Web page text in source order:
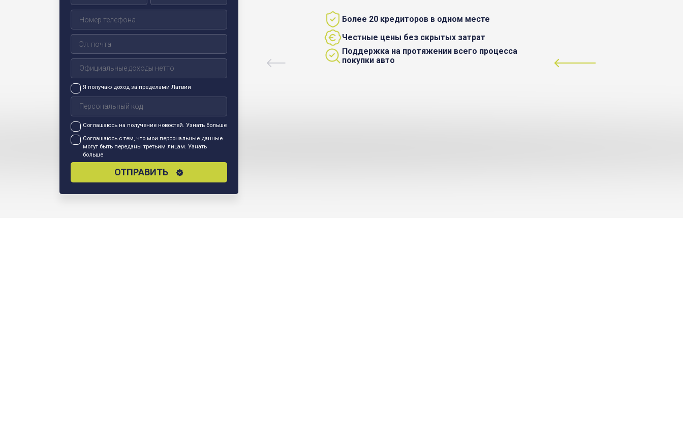
Я получаю доход за пределами Латвии
Соглашаюсь на получение новостей.Узнать больше
Соглашаюсь с тем, что мои персональные данные
могут быть переданы третьим лицам.Узнать
больше
ОТПРАВИТЬ
Более 20 кредиторов в одном месте
Честные цены без скрытых затрат
Поддержка на протяжении всего процесса
покупки авто